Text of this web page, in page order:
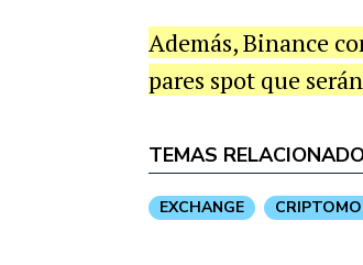
Además, Binance
pares spot que
TEMAS
EXCHANGE